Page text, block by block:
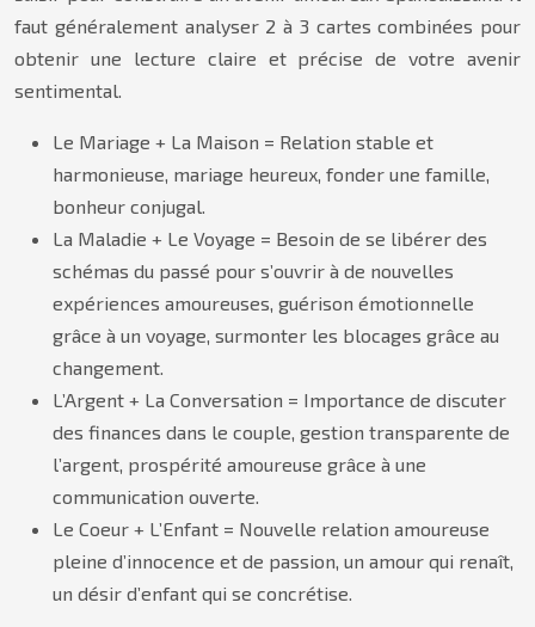
faut généralement analyser 2 à 3 cartes combinées pour
obtenir une lecture claire et précise de votre avenir
sentimental.
Le Mariage + La Maison = Relation stable et
harmonieuse, mariage heureux, fonder une famille,
bonheur conjugal.
La Maladie + Le Voyage = Besoin de se libérer des
schémas du passé pour s’ouvrir à de nouvelles
expériences amoureuses, guérison émotionnelle
grâce à un voyage, surmonter les blocages grâce au
changement.
L’Argent + La Conversation = Importance de discuter
des finances dans le couple, gestion transparente de
l’argent, prospérité amoureuse grâce à une
communication ouverte.
Le Coeur + L’Enfant = Nouvelle relation amoureuse
pleine d’innocence et de passion, un amour qui renaît,
un désir d’enfant qui se concrétise.